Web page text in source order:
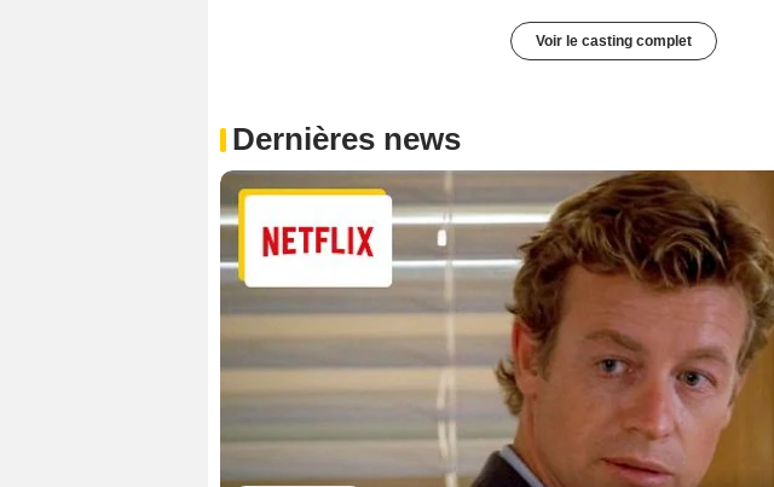
Voir le casting complet
Dernières news